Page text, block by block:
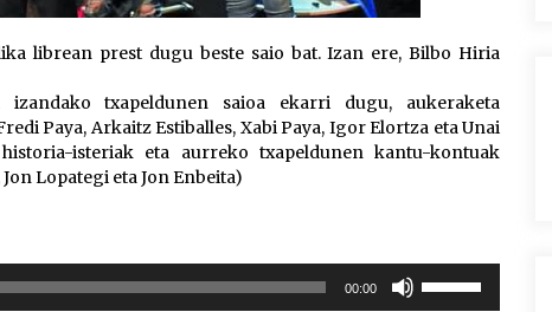
librean prest dugu beste saio bat. Izan ere, Bilbo Hiria
txapeldunen saioa ekarri dugu, aukeraketa
Paya, Arkaitz Estiballes, Xabi Paya, Igor Elortza eta Unai
isteriak eta aurreko txapeldunen kantu-kontuak
Lopategi eta Jon Enbeita)
00:00